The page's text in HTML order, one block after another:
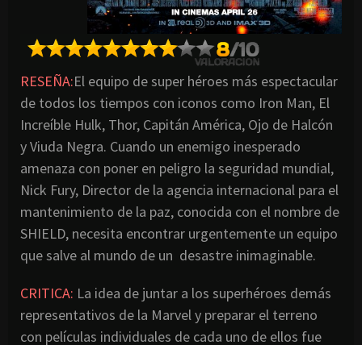
RESEÑA:El equipo de super héroes más espectacular
de todos los tiempos con iconos como Iron Man, El
Increíble Hulk, Thor, Capitán América, Ojo de Halcón
y Viuda Negra. Cuando un enemigo inesperado
amenaza con poner en peligro la seguridad mundial,
Nick Fury, Director de la agencia internacional para el
mantenimiento de la paz, conocida con el nombre de
SHIELD, necesita encontrar urgentemente un equipo
que salve al mundo de un desastre inimaginable.
CRITICA: La idea de juntar a los superhéroes demás
representativos de la Marvel y preparar el terreno
con películas individuales de cada uno de ellos fue